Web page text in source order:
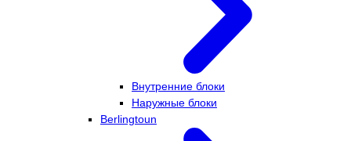
Внутренние блоки
Наружные блоки
Berlingtoun